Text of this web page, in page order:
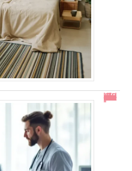
En combien de temps se résorbe un décollement placentaire ?